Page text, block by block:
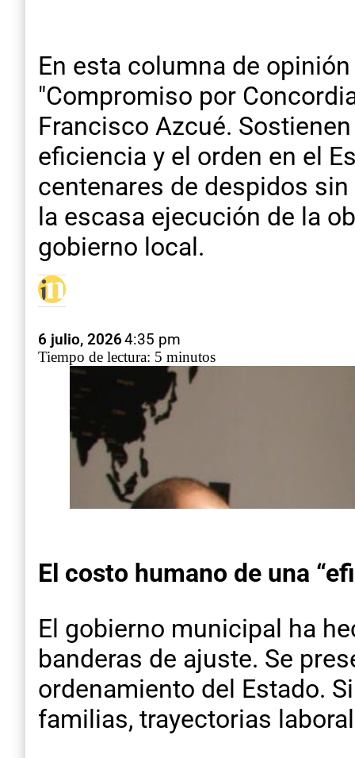
En esta columna de
"Compromiso por
Francisco Azcué.
eficiencia y el orden en el
centenares de despidos
la escasa ejecución de la
gobierno local.
6 julio, 20264:35 pm
Tiempo de lectura: 5 minutos
El costo humano de una
El gobierno municipal ha
banderas de ajuste. Se
ordenamiento del Estado.
familias, trayectorias